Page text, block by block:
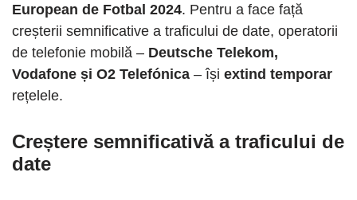
European de Fotbal 2024. Pentru a face față
creșterii semnificative a traficului de date, operatorii
de telefonie mobilă – Deutsche Telekom,
Vodafone și O2 Telefónica – își extind temporar
rețelele.
Creștere semnificativă a traficului de
date